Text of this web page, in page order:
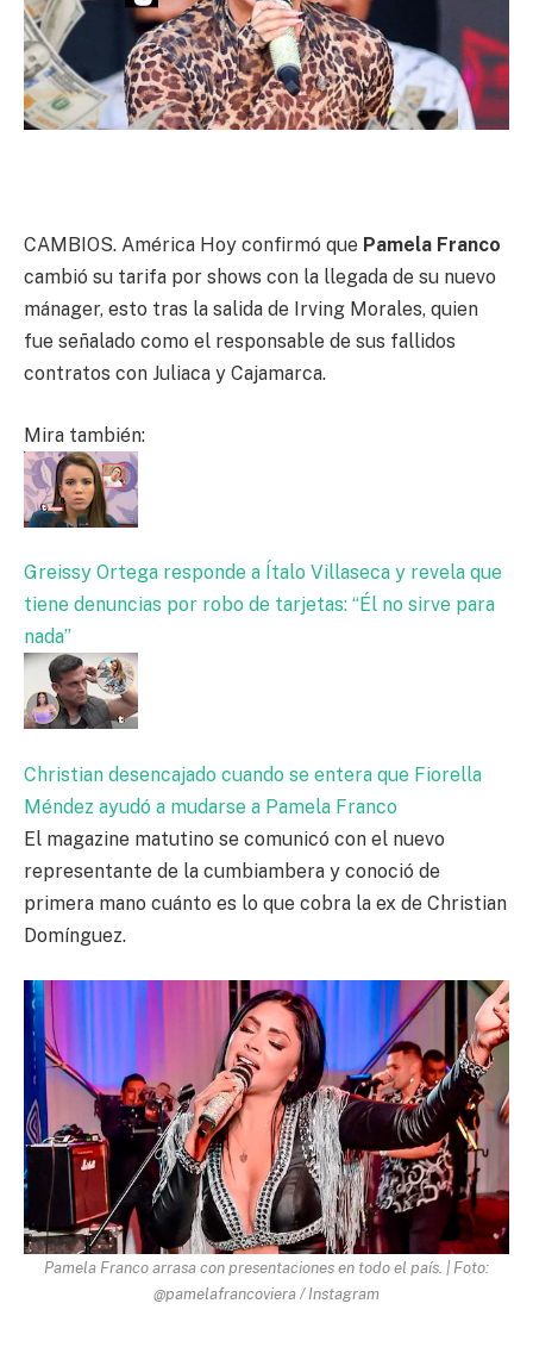
CAMBIOS. América Hoy confirmó que Pamela Franco
cambió su tarifa por shows con la llegada de su nuevo
mánager, esto tras la salida de Irving Morales, quien
fue señalado como el responsable de sus fallidos
contratos con Juliaca y Cajamarca.
Mira también:
Greissy Ortega responde a Ítalo Villaseca y revela que
tiene denuncias por robo de tarjetas: “Él no sirve para
nada”
Christian desencajado cuando se entera que Fiorella
Méndez ayudó a mudarse a Pamela Franco
El magazine matutino se comunicó con el nuevo
representante de la cumbiambera y conoció de
primera mano cuánto es lo que cobra la ex de Christian
Domínguez.
Pamela Franco arrasa con presentaciones en todo el país. | Foto:
@pamelafrancoviera / Instagram